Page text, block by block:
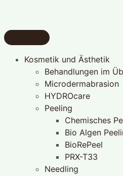
Kosmetik und Ästhetik
Behandlungen im
Microdermabrasion
HYDROcare
Peeling
Chemisches
Bio Algen
BioRePeel
PRX-T33
Needling